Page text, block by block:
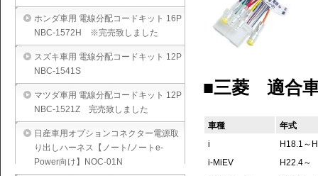
■三菱 適合
車種
年式
i
H18.1～
i-MiEV
H22.4～
ホンダ車用 電線分配コードキット 16P
NBC-1572H ※完売致しました
スズキ車用 電線分配コードキット 12P
NBC-1541S
マツダ車用 電線分配コードキット 12P
NBC-1521Z 完売致しました
日産車用オプションコネクター電源取
り出しハーネス【ノート/ノートe-
Power向け】NOC-01N